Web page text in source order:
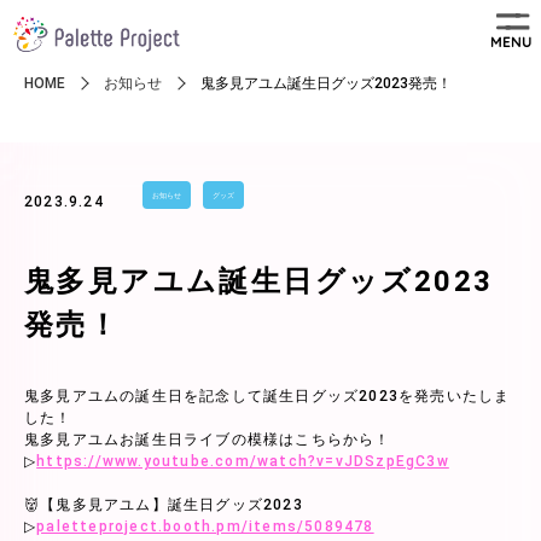
MENU
HOME お知らせ 鬼多見アユム誕生日グッズ2023発売！
2023.9.24 お知らせ グッズ
鬼多見アユム誕生日グッズ2023
発売！
鬼多見アユムの誕生日を記念して誕生日グッズ2023を発売いたしま
した！
鬼多見アユムお誕生日ライブの模様はこちらから！
▷ https://www.youtube.com/watch?v=vJDSzpEgC3w
👹【鬼多見アユム】誕生日グッズ2023
▷paletteproject.booth.pm/items/5089478